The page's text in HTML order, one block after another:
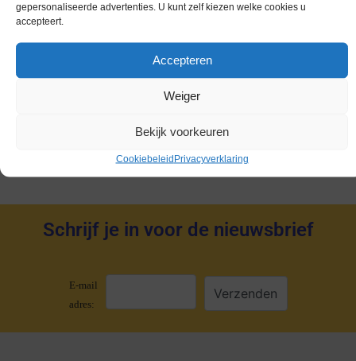
gepersonaliseerde advertenties. U kunt zelf kiezen welke cookies u
accepteert.
Accepteren
Weiger
Bekijk voorkeuren
CookiebeleidPrivacyverklaring
Nederland Voor 2002
Gold Coins
Schrijf je in voor de nieuwsbrief
E-mail
adres: